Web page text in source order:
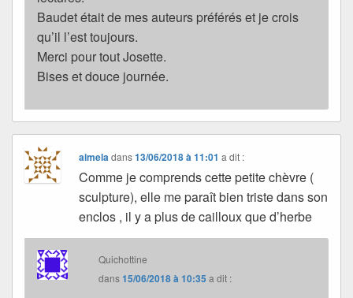
Baudet était de mes auteurs préférés et je crois
qu’il l’est toujours.
Merci pour tout Josette.
Bises et douce journée.
aimeladans13/06/2018 à 11:01 a dit :
Comme je comprends cette petite chèvre (
sculpture), elle me paraît bien triste dans son
enclos , il y a plus de cailloux que d’herbe
Quichottine
dans15/06/2018 à 10:35 a dit :